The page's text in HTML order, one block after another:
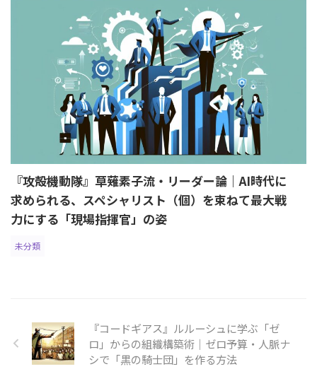
『攻殻機動隊』草薙素子流・リーダー論｜AI時代に
求められる、スペシャリスト（個）を束ねて最大戦
力にする「現場指揮官」の姿
未分類
『コードギアス』ルルーシュに学ぶ「ゼ
ロ」からの組織構築術｜ゼロ予算・人脈ナ
シで「黒の騎士団」を作る方法